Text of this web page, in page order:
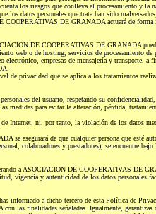
los riesgos que conlleva el procesamiento y la
datos personales que trata han sido
COOPERATIVAS DE GRANADA actuará de forma
DE COOPERATIVAS DE GRANADA
web o de hosting, servicios de procesamiento de
empresas de mensajería y transporte, a
de privacidad que se aplica a los tratamientos
del usuario, respetando su confidencialidad,
medidas para evitar la alteración, pérdida,
Internet, ni, por tanto, la violación de los datos
se asegurará de que cualquier persona que esté
colaboradores y prestadores), se encuentre bajo
a ASOCIACION DE COOPERATIVAS DE
vigencia y autenticidad de los datos personales
informado a dicho tercero de esta Política de
las finalidades señaladas. Igualmente, garantizas